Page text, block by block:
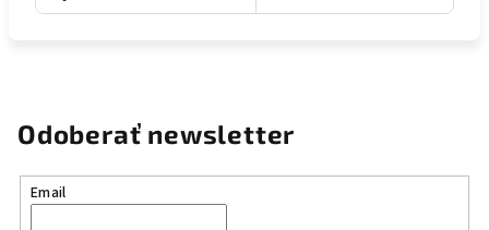
Odoberať newsletter
Email